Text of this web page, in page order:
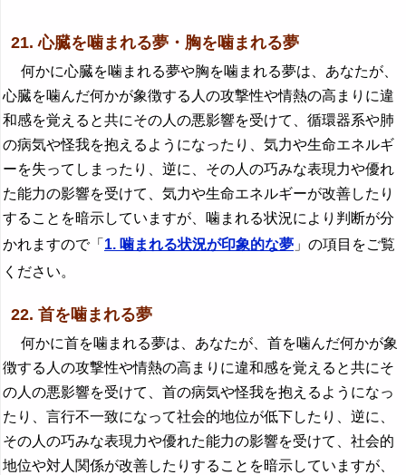
21. 心臓を噛まれる夢・胸を噛まれる夢
何かに心臓を噛まれる夢や胸を噛まれる夢は、あなたが、
心臓を噛んだ何かが象徴する人の攻撃性や情熱の高まりに違
和感を覚えると共にその人の悪影響を受けて、循環器系や肺
の病気や怪我を抱えるようになったり、気力や生命エネルギ
ーを失ってしまったり、逆に、その人の巧みな表現力や優れ
た能力の影響を受けて、気力や生命エネルギーが改善したり
することを暗示していますが、噛まれる状況により判断が分
かれますので「 1. 噛まれる状況が印象的な夢 」の項目をご覧
ください。
22. 首を噛まれる夢
何かに首を噛まれる夢は、あなたが、首を噛んだ何かが象
徴する人の攻撃性や情熱の高まりに違和感を覚えると共にそ
の人の悪影響を受けて、首の病気や怪我を抱えるようになっ
たり、言行不一致になって社会的地位が低下したり、逆に、
その人の巧みな表現力や優れた能力の影響を受けて、社会的
地位や対人関係が改善したりすることを暗示していますが、